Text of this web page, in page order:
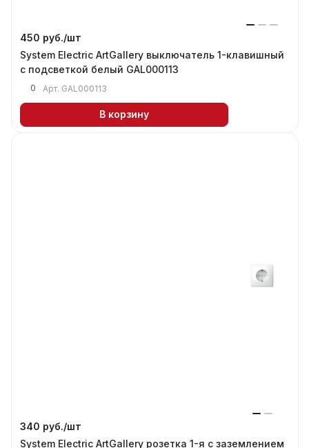
450 руб./шт
System Electric ArtGallery выключатель 1-клавишный
с подсветкой белый GAL000113
0 Арт. GAL000113
В корзину
340 руб./шт
System Electric ArtGallery розетка 1-я с заземлением